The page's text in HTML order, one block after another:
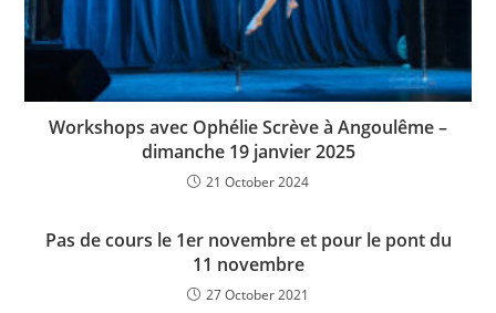
Workshops avec Ophélie Scrève à Angoulême –
dimanche 19 janvier 2025
21 October 2024
Pas de cours le 1er novembre et pour le pont du
11 novembre
27 October 2021